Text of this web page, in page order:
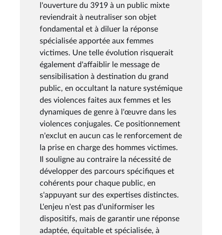
l'ouverture du 3919 à un public mixte
reviendrait à neutraliser son objet
fondamental et à diluer la réponse
spécialisée apportée aux femmes
victimes. Une telle évolution risquerait
également d'affaiblir le message de
sensibilisation à destination du grand
public, en occultant la nature systémique
des violences faites aux femmes et les
dynamiques de genre à l'œuvre dans les
violences conjugales. Ce positionnement
n'exclut en aucun cas le renforcement de
la prise en charge des hommes victimes.
Il souligne au contraire la nécessité de
développer des parcours spécifiques et
cohérents pour chaque public, en
s'appuyant sur des expertises distinctes.
L'enjeu n'est pas d'uniformiser les
dispositifs, mais de garantir une réponse
adaptée, équitable et spécialisée, à